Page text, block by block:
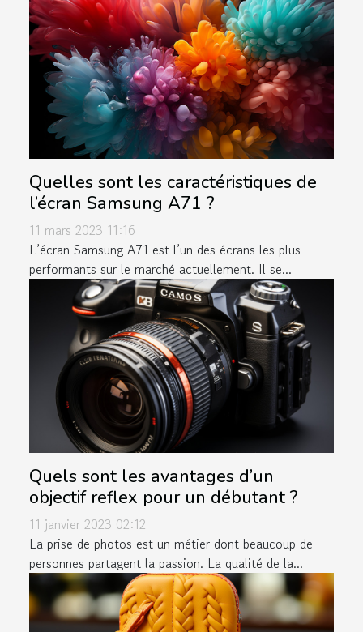
Quelles sont les caractéristiques de
l’écran Samsung A71 ?
11 mars 2023 11:16
L’écran Samsung A71 est l’un des écrans les plus
performants sur le marché actuellement. Il se...
Quels sont les avantages d’un
objectif reflex pour un débutant ?
11 janvier 2023 02:12
La prise de photos est un métier dont beaucoup de
personnes partagent la passion. La qualité de la...